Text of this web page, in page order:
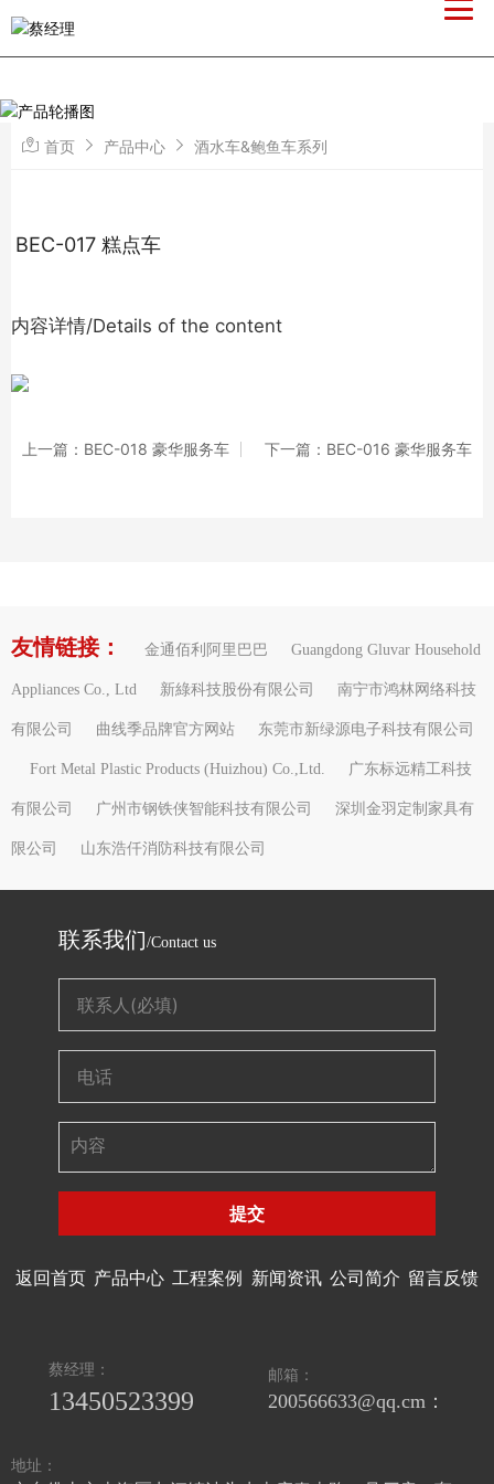
首页 产品中心 酒水车&鲍鱼车系列
BEC-017 糕点车
内容详情/Details of the content
上一篇：BEC-018 豪华服务车 下一篇：BEC-016 豪华服务车
友情链接： 金通佰利阿里巴巴 Guangdong Gluvar Household
Appliances Co., Ltd 新綠科技股份有限公司 南宁市鸿林网络科技
有限公司 曲线季品牌官方网站 东莞市新绿源电子科技有限公司
Fort Metal Plastic Products (Huizhou) Co.,Ltd. 广东标远精工科技
有限公司 广州市钢铁侠智能科技有限公司 深圳金羽定制家具有
限公司 山东浩仟消防科技有限公司
联系我们/Contact us
提交
返回首页 产品中心 工程案例 新闻资讯 公司简介 留言反馈
蔡经理：
13450523399
邮箱：
200566633@qq.cm：
地址：